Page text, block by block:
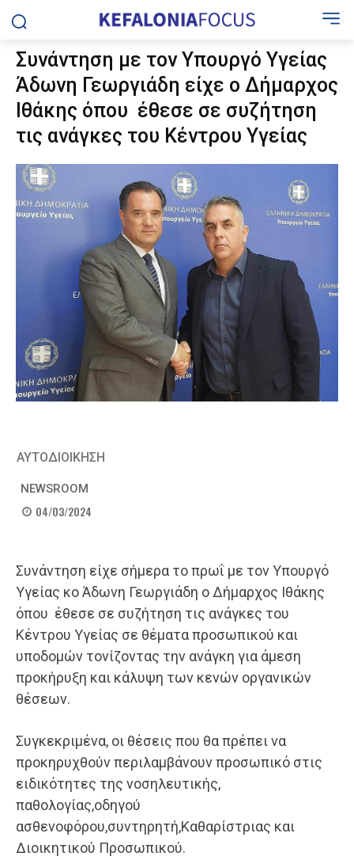
Συνάντηση με τον Υπουργό Υγείας
Άδωνη Γεωργιάδη είχε ο Δήμαρχος
Ιθάκης όπου έθεσε σε συζήτηση
τις ανάγκες του Κέντρου Υγείας
ΑΥΤΟΔΙΟΙΚΗΣΗ
NEWSROOM
04/03/2024
Συνάντηση είχε σήμερα το πρωΐ με τον Υπουργό
Υγείας κο Άδωνη Γεωργιάδη ο Δήμαρχος Ιθάκης
όπου έθεσε σε συζήτηση τις ανάγκες του
Κέντρου Υγείας σε θέματα προσωπικού και
υποδομών τονίζοντας την ανάγκη για άμεση
προκήρυξη και κάλυψη των κενών οργανικών
θέσεων.
Συγκεκριμένα, οι θέσεις που θα πρέπει να
προκηρυχθούν περιλαμβάνουν προσωπικό στις
ειδικότητες της νοσηλευτικής,
παθολογίας,οδηγού
ασθενοφόρου,συντηρητή,Καθαρίστριας και
Διοικητικού Προσωπικού.